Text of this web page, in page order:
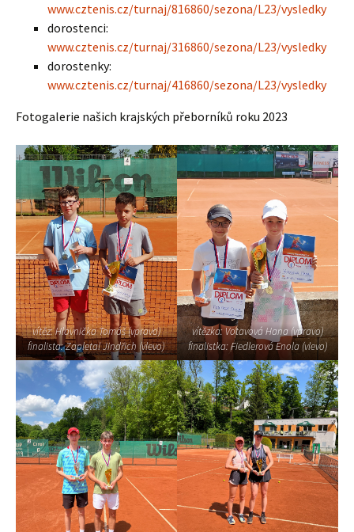
www.cztenis.cz/turnaj/816860/sezona/L23/vysledky
dorostenci:
www.cztenis.cz/turnaj/316860/sezona/L23/vysledky
dorostenky:
www.cztenis.cz/turnaj/416860/sezona/L23/vysledky
Fotogalerie našich krajských přeborníků roku 2023
vítěz: Hlavnička Tomáš (vpravo)
finalista: Zapletal Jindřich (vlevo)
vítězka: Votavová Hana (vpravo)
finalistka: Fiedlerová Enola (vlevo)